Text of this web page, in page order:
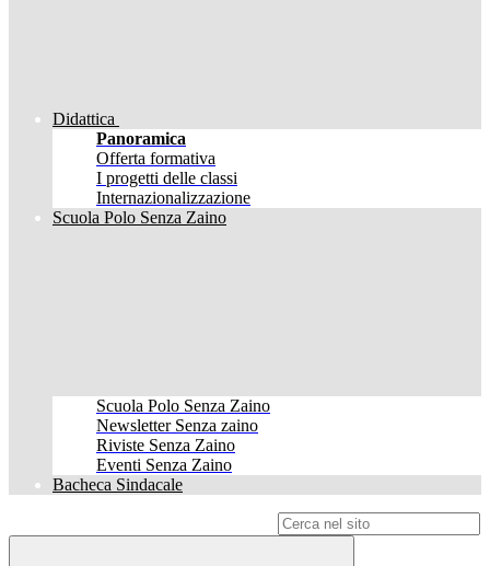
Didattica
Panoramica
Offerta formativa
I progetti delle classi
Internazionalizzazione
Scuola Polo Senza Zaino
Scuola Polo Senza Zaino
Newsletter Senza zaino
Riviste Senza Zaino
Eventi Senza Zaino
Bacheca Sindacale